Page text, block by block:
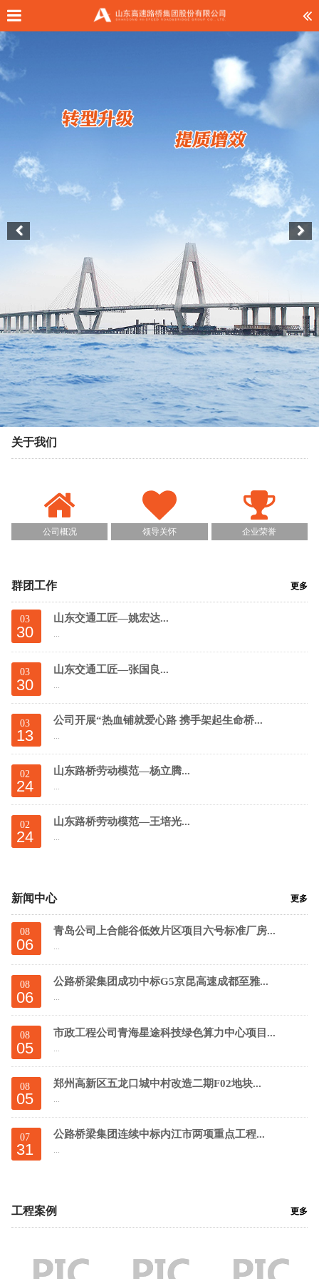
关于我们
公司概况 领导关怀 企业荣誉
群团工作 更多
03
30
山东交通工匠—姚宏达...
...
03
30
山东交通工匠—张国良...
03
13
公司开展“热血铺就爱心路 携手架起生命桥...
02
24
山东路桥劳动模范—杨立腾...
...
02
24
山东路桥劳动模范—王培光...
...
新闻中心 更多
08
06
青岛公司上合能谷低效片区项目六号标准厂房...
...
08
06
公路桥梁集团成功中标G5京昆高速成都至雅...
...
08
05
市政工程公司青海星途科技绿色算力中心项目...
08
05
郑州高新区五龙口城中村改造二期F02地块...
07
31
公路桥梁集团连续中标内江市两项重点工程...
...
工程案例 更多